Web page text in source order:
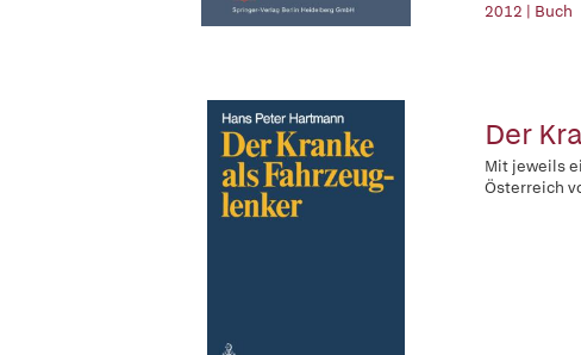
2012 | Buch
Der
Mit jeweils
Österreich